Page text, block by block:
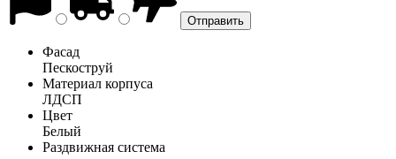
Фасад
Пескоструй
Материал корпуса
ЛДСП
Цвет
Белый
Раздвижная система